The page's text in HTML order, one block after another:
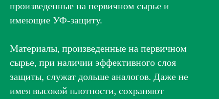
произведенные на первичном сырье и
имеющие УФ-защиту.
Материалы, произведенные на первичном
сырье, при наличии эффективного слоя
защиты, служат дольше аналогов. Даже не
имея высокой плотности, сохраняют